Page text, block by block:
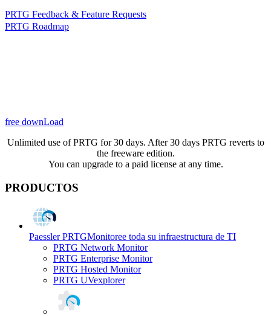
PRTG Feedback & Feature Requests
PRTG Roadmap
free downLoad
Unlimited use of PRTG for 30 days. After 30 days PRTG reverts to
the freeware edition.
You can upgrade to a paid license at any time.
PRODUCTOS
Paessler PRTGMonitoree toda su infraestructura de TI
PRTG Network Monitor
PRTG Enterprise Monitor
PRTG Hosted Monitor
PRTG UVexplorer